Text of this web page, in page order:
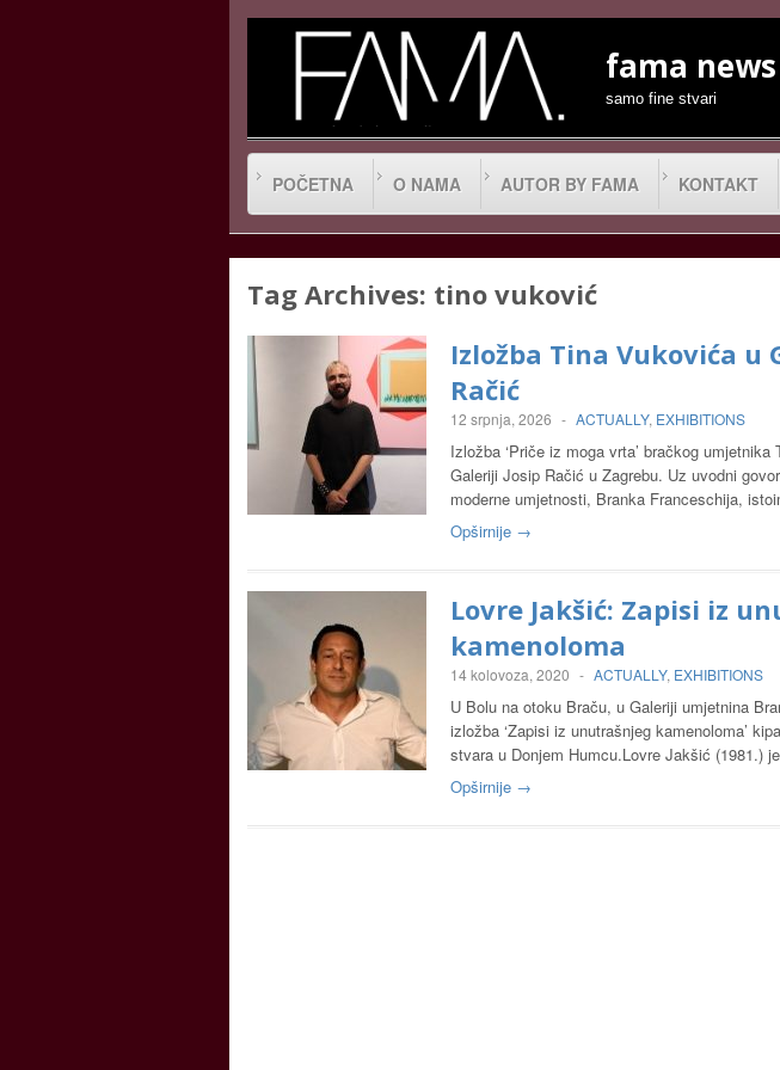
fama news
samo fine stvari
POČETNA O NAMA AUTOR BY FAMA KONTAKT
Tag Archives: tino vuković
Izložba Tina Vukovića u
Račić
12 srpnja, 2026 - ACTUALLY, EXHIBITIONS
Izložba ‘Priče iz moga vrta’ bračkog
Galeriji Josip Račić u Zagrebu. Uz uvodni
moderne umjetnosti, Branka Franceschija,
Opširnije →
Lovre Jakšić: Zapisi iz
kamenoloma
14 kolovoza, 2020 - ACTUALLY, EXHIBITIONS
U Bolu na otoku Braču, u Galeriji umjetnina
izložba ‘Zapisi iz unutrašnjeg kamenoloma’
stvara u Donjem Humcu.Lovre Jakšić (1981.)
Opširnije →